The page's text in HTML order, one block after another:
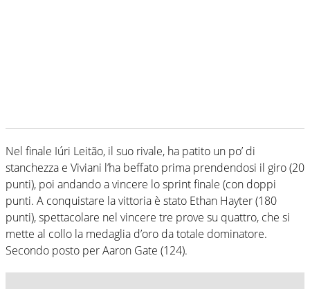
Nel finale Iúri Leitão, il suo rivale, ha patito un po’ di
stanchezza e Viviani l’ha beffato prima prendendosi il giro (20
punti), poi andando a vincere lo sprint finale (con doppi
punti. A conquistare la vittoria è stato Ethan Hayter (180
punti), spettacolare nel vincere tre prove su quattro, che si
mette al collo la medaglia d’oro da totale dominatore.
Secondo posto per Aaron Gate (124).